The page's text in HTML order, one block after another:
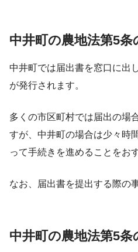
中井町の農地法第5条
中井町では届出書を窓口に出
が発行されます。
多くの市区町村では届出の場
すが、中井町の場合は少々時
って手続きを進めることをお
なお、届出書を提出する際の
中井町の農地法第5条